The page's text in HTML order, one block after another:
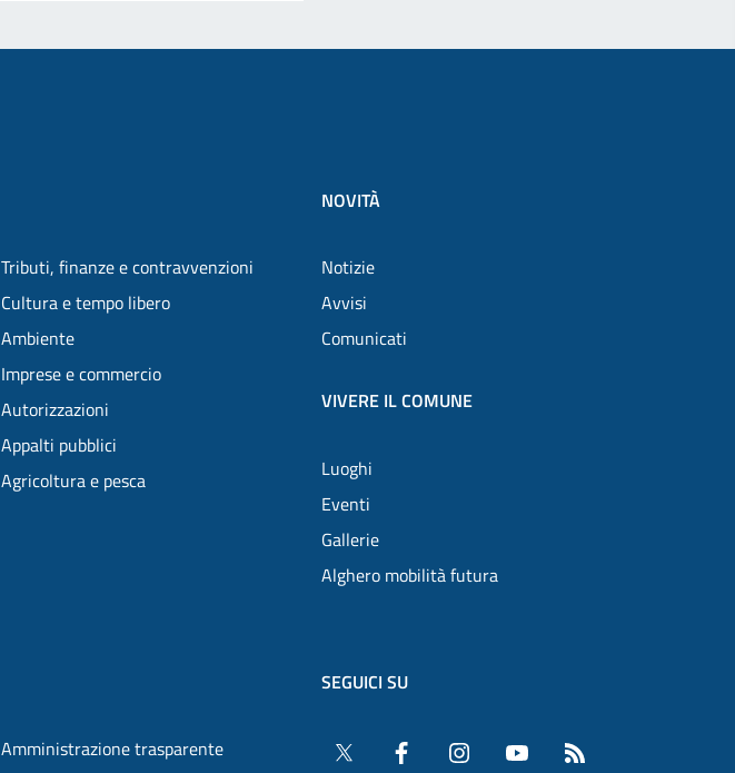
Tributi, finanze e contravvenzioni
Cultura e tempo libero
Ambiente
Imprese e commercio
Autorizzazioni
Appalti pubblici
Agricoltura e pesca
NOVITÀ
Notizie
Avvisi
Comunicati
VIVERE IL COMUNE
Luoghi
Eventi
Gallerie
Alghero mobilità futura
Amministrazione trasparente
SEGUICI SU
Twitter Facebook InstagramYouTube